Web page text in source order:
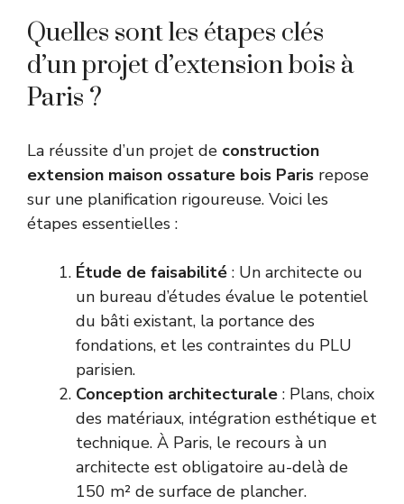
Quelles sont les étapes clés
d’un projet d’extension bois à
Paris ?
La réussite d’un projet de construction
extension maison ossature bois Paris repose
sur une planification rigoureuse. Voici les
étapes essentielles :
Étude de faisabilité : Un architecte ou
un bureau d’études évalue le potentiel
du bâti existant, la portance des
fondations, et les contraintes du PLU
parisien.
Conception architecturale : Plans, choix
des matériaux, intégration esthétique et
technique. À Paris, le recours à un
architecte est obligatoire au-delà de
150 m² de surface de plancher.